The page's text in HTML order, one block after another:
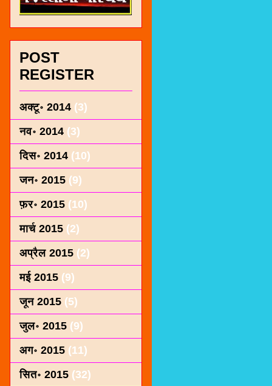
POST
REGISTER
अक्टू॰ 2014 (3)
नव॰ 2014 (3)
दिस॰ 2014 (10)
जन॰ 2015 (9)
फ़र॰ 2015 (10)
मार्च 2015 (2)
अप्रैल 2015 (2)
मई 2015 (9)
जून 2015 (5)
जुल॰ 2015 (9)
अग॰ 2015 (11)
सित॰ 2015 (32)